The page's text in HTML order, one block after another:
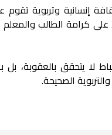
إنسانية وتربوية
على كرامة الطالب
لا يتحقق بالعقوبة، بل
الصحيحة.